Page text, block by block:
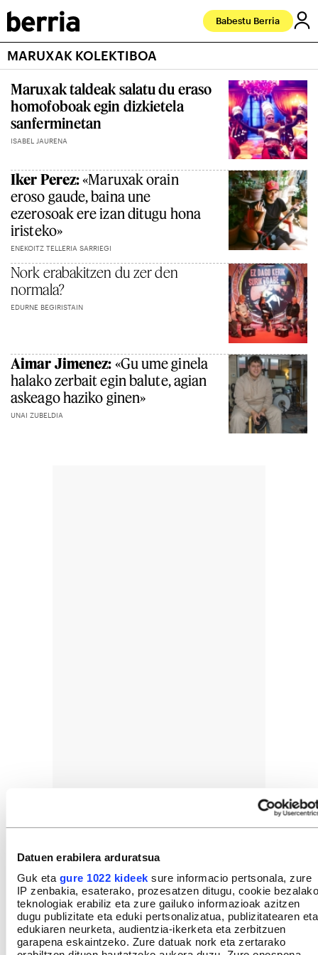
Datuen erabilera arduratsua
Guk eta gure 1022 kideek sure informacio pertsonala, zure
IP zenbakia, esaterako, prozesatzen ditugu, cookie bezalako
teknologiak erabiliz eta zure gailuko informazioak azitzen
dugu publizitate eta eduki pertsonalizatua, publizitatearen eta
edukiaren neurketa, audientzia-ikerketa eta zerbitzuen
garapena eskaintzeko. Zure datuak nork eta zertarako
Babestu Berria
MARUXAK KOLEKTIBOA
Maruxak taldeak salatu du eraso
homofoboak egin dizkietela
sanferminetan
ISABEL JAURENA
Iker Perez:«Maruxak orain
eroso gaude, baina une
ezerosoak ere izan ditugu hona
iristeko»
ENEKOITZ TELLERIA SARRIEGI
Nork erabakitzen du zer den
normala?
EDURNE BEGIRISTAIN
Aimar Jimenez: «Gu ume ginela
halako zerbait egin balute, agian
askeago haziko ginen»
UNAI ZUBELDIA